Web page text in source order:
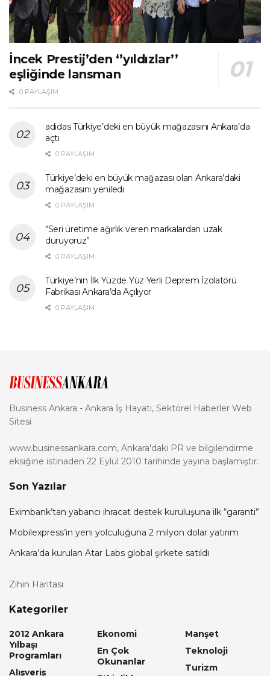
İncek Prestij’den ‘’yıldızlar’’
eşliğinde lansman
0 PAYLAŞIM
adidas Türkiye’deki en büyük mağazasını Ankara’da
açtı
0 PAYLAŞIM
Türkiye’deki en büyük mağazası olan Ankara’daki
mağazasını yeniledi
0 PAYLAŞIM
“Seri üretime ağırlık veren markalardan uzak
duruyoruz”
0 PAYLAŞIM
Türkiye’nin İlk Yüzde Yüz Yerli Deprem İzolatörü
Fabrikası Ankara’da Açılıyor
0 PAYLAŞIM
Business Ankara - Ankara İş Hayatı, Sektörel Haberler Web
Sitesi
www.businessankara.com, Ankara'daki PR ve bilgilendirme
eksiğine istinaden 22 Eylül 2010 tarihinde yayına başlamıştır.
Son Yazılar
Eximbank’tan yabancı ihracat destek kuruluşuna ilk “garanti”
Mobilexpress’in yeni yolculuğuna 2 milyon dolar yatırım
Ankara’da kurulan Atar Labs global şirkete satıldı
Zihin Haritası
Kategoriler
2012 Ankara
Yılbaşı
Programları
Alışveriş
Ekonomi
En Çok
Okunanlar
Manşet
Teknoloji
Turizm